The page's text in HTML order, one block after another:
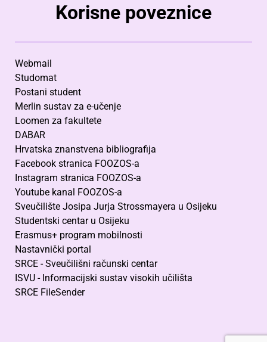
Korisne poveznice
Webmail
Studomat
Postani student
Merlin sustav za e-učenje
Loomen za fakultete
DABAR
Hrvatska znanstvena bibliografija
Facebook stranica FOOZOS-a
Instagram stranica FOOZOS-a
Youtube kanal FOOZOS-a
Sveučilište Josipa Jurja Strossmayera u Osijeku
Studentski centar u Osijeku
Erasmus+ program mobilnosti
Nastavnički portal
SRCE - Sveučilišni računski centar
ISVU - Informacijski sustav visokih učilišta
SRCE FileSender